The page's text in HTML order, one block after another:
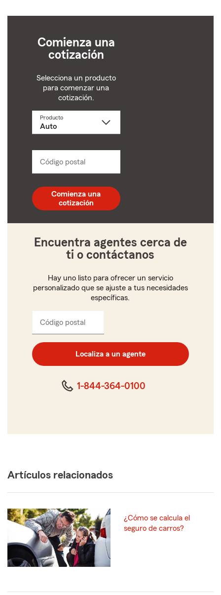
Comienza una
cotización
Selecciona un producto
para comenzar una
cotización.
ProductoSelecciona
Código postal
postal
de
5
Comienza una
cotización
Encuentra agentes cerca de
ti o contáctanos
Hay uno listo para ofrecer un servicio
personalizado que se ajuste a tus necesidades
específicas.
Código postal
código
postal
de
cinco
Localiza a un agente
1-844-364-0100
Artículos relacionados
¿Cómo se calcula el
seguro de carros?